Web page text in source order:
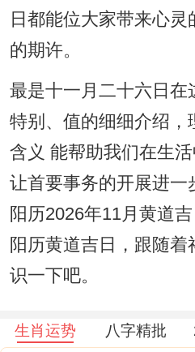
日都能位大家带来心
的期许。
最是十一月二十六日在
特别、值的细细介绍，
含义 能帮助我们在生
让首要事务的开展进一
阳历2026年11月黄道
阳历黄道吉日，跟随
识一下吧。
生肖运势 八字精批